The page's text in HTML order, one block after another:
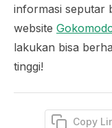
informasi seputar
website
lakukan bisa
tinggi!
Copy